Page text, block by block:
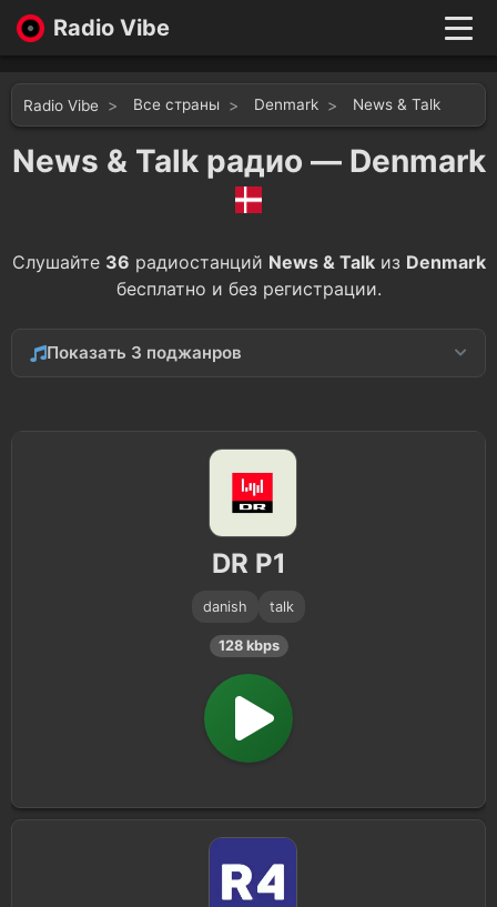
Radio Vibe
New
Genres
Likes
Top 100
Radio Vibe Все страны Denmark News & Talk
News & Talk радио — Denmark
Слушайте 36 радиостанций News & Talkиз Denmark
бесплатно и без регистрации.
Показать 3 поджанров
DR P1
danish talk
128 kbps